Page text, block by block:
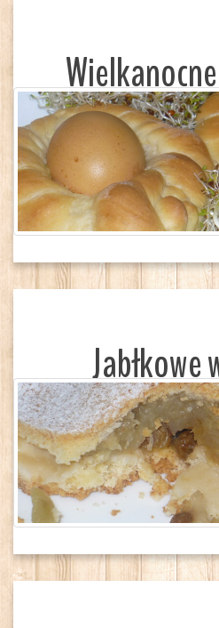
Jabłkowe